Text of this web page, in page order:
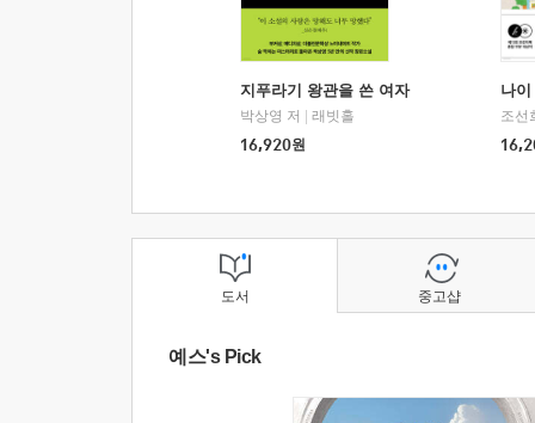
지푸라기 왕관을 쓴 여자
박상영 저
래빗홀
16,920원
나
조선
도서
예스's Pick
중고샵